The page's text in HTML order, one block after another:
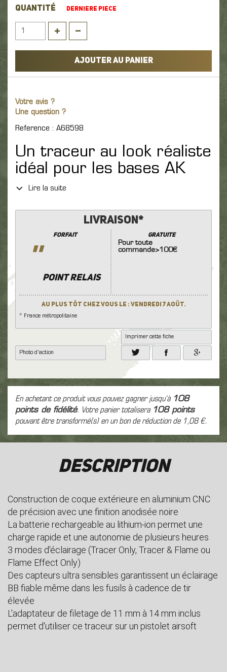
QUANTITÉ DERNIERE PIECE
AJOUTER AU PANIER
Votre avis ?
Une question ?
Reference : A68598
Un traceur au look réaliste
idéal pour les bases AK
Lire la suite
Livraison*
Forfait
''
POINT RELAIS
GRATUITE
Pour toute
commande>100€
Au plus tôt chez vous le : Vendredi 7 Août.
* France métropolitaine
Imprimer cette fiche
Photo d'action
En achetant ce produit vous pouvez gagner jusqu'à 108
points de fidélité. Votre panier totalisera 108points
pouvant être transformé(s) en un bon de réduction de 1,08 €.
Description
Construction de coque extérieure en aluminium CNC
de précision avec une finition anodisée noire
La batterie rechargeable au lithium-ion permet une
charge rapide et une autonomie de plusieurs heures
3 modes d'éclairage (Tracer Only, Tracer & Flame ou
Flame Effect Only)
Des capteurs ultra sensibles garantissent un éclairage
BB fiable même dans les fusils à cadence de tir
élevée
L'adaptateur de filetage de 11 mm à 14 mm inclus
permet d'utiliser ce traceur sur un pistolet airsoft